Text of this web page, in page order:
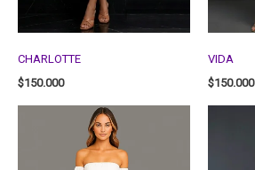
CHARLOTTE
$150.000
VIDA
$150.000